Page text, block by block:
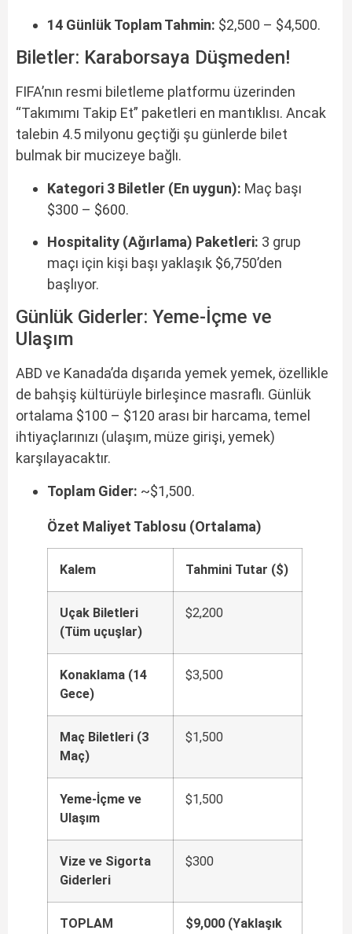
14 Günlük Toplam Tahmin: $2,500 – $4,500.
Biletler: Karaborsaya Düşmeden!
FIFA’nın resmi biletleme platformu üzerinden
“Takımımı Takip Et” paketleri en mantıklısı. Ancak
talebin 4.5 milyonu geçtiği şu günlerde bilet
bulmak bir mucizeye bağlı.
Kategori 3 Biletler (En uygun): Maç başı
$300 – $600.
Hospitality (Ağırlama) Paketleri: 3 grup
maçı için kişi başı yaklaşık $6,750’den
başlıyor.
Günlük Giderler: Yeme-İçme ve
Ulaşım
ABD ve Kanada’da dışarıda yemek yemek, özellikle
de bahşiş kültürüyle birleşince masraflı. Günlük
ortalama $100 – $120 arası bir harcama, temel
ihtiyaçlarınızı (ulaşım, müze girişi, yemek)
karşılayacaktır.
Toplam Gider: ~$1,500.
Özet Maliyet Tablosu (Ortalama)
Kalem Tahmini Tutar ($)
Uçak Biletleri
(Tüm uçuşlar)
$2,200
Konaklama (14
Gece)
$3,500
Maç Biletleri (3
Maç)
$1,500
Yeme-İçme ve
Ulaşım
$1,500
Vize ve Sigorta
Giderleri
$300
TOPLAM
$9,000 (Yaklaşık